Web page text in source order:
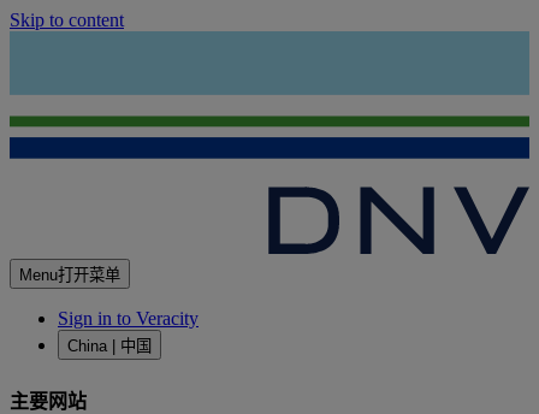
Skip to content
Menu打开菜单
Sign in to Veracity
China | 中国
主要网站